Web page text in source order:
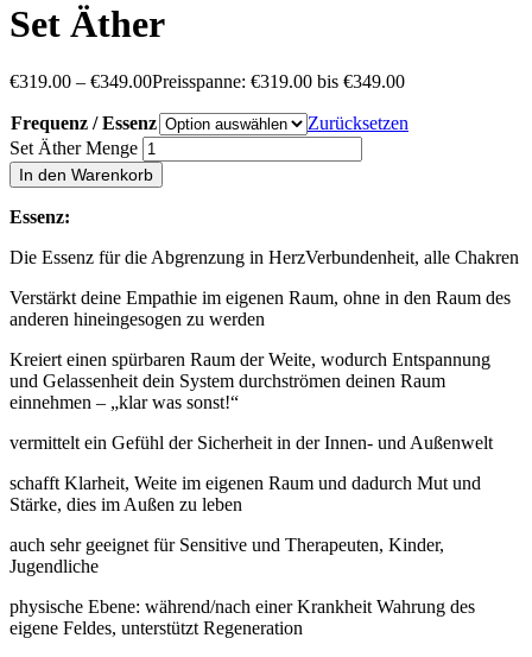
Set Äther
€319.00 – €349.00Preisspanne: €319.00 bis €349.00
Frequenz / Essenz
Zurücksetzen
Set Äther Menge
In den Warenkorb
Essenz:
Die Essenz für die Abgrenzung in HerzVerbundenheit, alle Chakren
Verstärkt deine Empathie im eigenen Raum, ohne in den Raum des
anderen hineingesogen zu werden
Kreiert einen spürbaren Raum der Weite, wodurch Entspannung
und Gelassenheit dein System durchströmen deinen Raum
einnehmen – „klar was sonst!“
vermittelt ein Gefühl der Sicherheit in der Innen- und Außenwelt
schafft Klarheit, Weite im eigenen Raum und dadurch Mut und
Stärke, dies im Außen zu leben
auch sehr geeignet für Sensitive und Therapeuten, Kinder,
Jugendliche
physische Ebene: während/nach einer Krankheit Wahrung des
eigene Feldes, unterstützt Regeneration